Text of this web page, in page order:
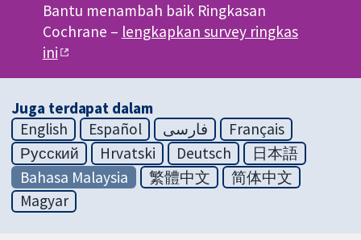
Bantu menambah baik Ringkasan
Cochrane – lengkapkan survey ringkas
ini
Juga terdapat dalam
English
Español فارسی
Français
Русский
Hrvatski Deutsch
日本語
Bahasa Malaysia
繁體中文
简体中文
Magyar